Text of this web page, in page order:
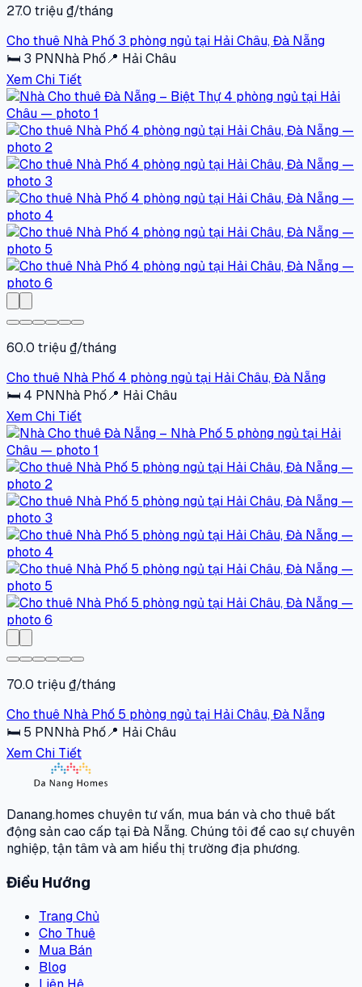
27.0 triệu ₫/tháng
Cho thuê Nhà Phố 3 phòng ngủ tại Hải Châu, Đà Nẵng
🛏 3 PNNhà Phố📍 Hải Châu
Xem Chi Tiết
60.0 triệu ₫/tháng
Cho thuê Nhà Phố 4 phòng ngủ tại Hải Châu, Đà Nẵng
🛏 4 PNNhà Phố📍 Hải Châu
Xem Chi Tiết
70.0 triệu ₫/tháng
Cho thuê Nhà Phố 5 phòng ngủ tại Hải Châu, Đà Nẵng
🛏 5 PNNhà Phố📍 Hải Châu
Xem Chi Tiết
Danang.homes chuyên tư vấn, mua bán và cho thuê bất
động sản cao cấp tại Đà Nẵng. Chúng tôi đề cao sự chuyên
nghiệp, tận tâm và am hiểu thị trường địa phương.
Điều Hướng
Trang Chủ
Cho Thuê
Mua Bán
Blog